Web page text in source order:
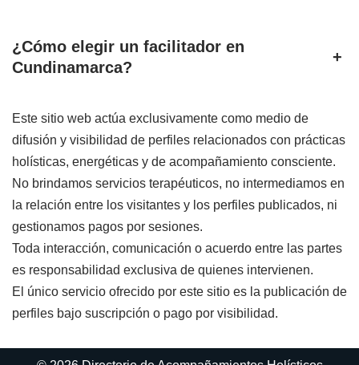
¿Cómo elegir un facilitador en
Cundinamarca?
+
Este sitio web actúa exclusivamente como medio de
difusión y visibilidad de perfiles relacionados con prácticas
holísticas, energéticas y de acompañamiento consciente.
No brindamos servicios terapéuticos, no intermediamos en
la relación entre los visitantes y los perfiles publicados, ni
gestionamos pagos por sesiones.
Toda interacción, comunicación o acuerdo entre las partes
es responsabilidad exclusiva de quienes intervienen.
El único servicio ofrecido por este sitio es la publicación de
perfiles bajo suscripción o pago por visibilidad.